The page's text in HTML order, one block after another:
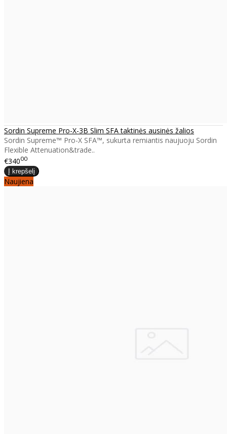
Sordin Supreme Pro-X-3B Slim SFA taktinės ausinės žalios
Sordin Supreme™ Pro-X SFA™, sukurta remiantis naujuoju Sordin
Flexible Attenuation&trade..
€34000
Naujiena